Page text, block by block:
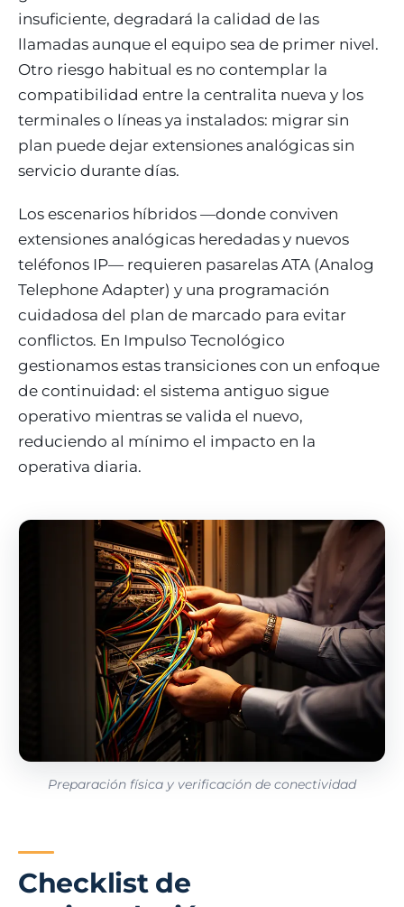
insuficiente, degradará la calidad de las
llamadas aunque el equipo sea de primer nivel.
Otro riesgo habitual es no contemplar la
compatibilidad entre la centralita nueva y los
terminales o líneas ya instalados: migrar sin
plan puede dejar extensiones analógicas sin
servicio durante días.
Los escenarios híbridos —donde conviven
extensiones analógicas heredadas y nuevos
teléfonos IP— requieren pasarelas ATA (Analog
Telephone Adapter) y una programación
cuidadosa del plan de marcado para evitar
conflictos. En Impulso Tecnológico
gestionamos estas transiciones con un enfoque
de continuidad: el sistema antiguo sigue
operativo mientras se valida el nuevo,
reduciendo al mínimo el impacto en la
operativa diaria.
Preparación física y verificación de conectividad
Checklist de